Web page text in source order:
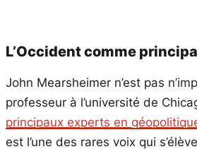
L’Occident comme
John Mearsheimer n’est pas
professeur à l’université de
principaux experts en
est l’une des rares voix qui